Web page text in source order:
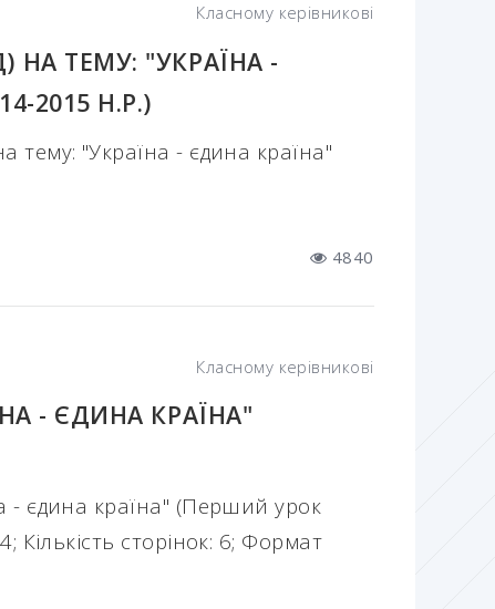
Класному керівникові
ТЕМУ: "УКРАЇНА -
2015 Н.Р.)
тему: "Україна - єдина країна"
4840
Класному керівникові
- ЄДИНА КРАЇНА"
- єдина країна" (Перший урок
Кількість сторінок: 6; Формат